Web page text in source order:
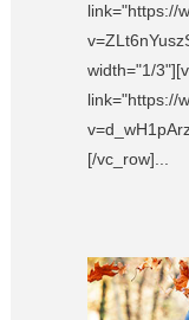
link="https://
width="1/
link="https://
[/vc_row]...